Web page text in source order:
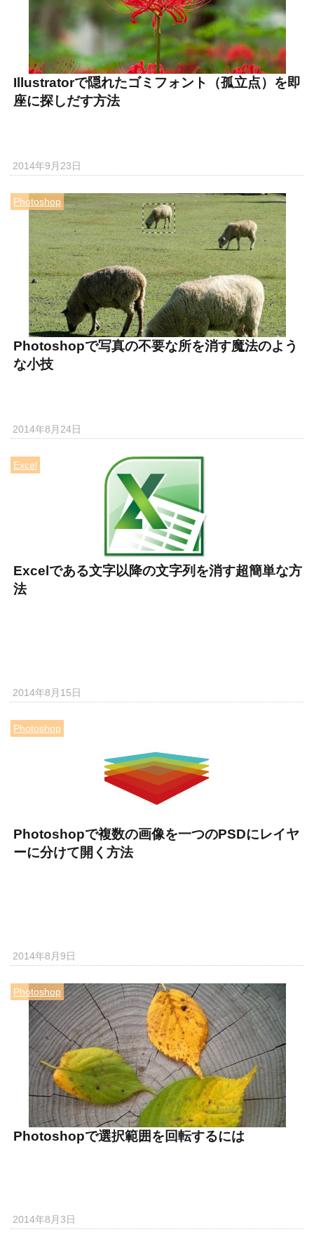
Illustratorで隠れたゴミフォント（孤立点）を即
座に探しだす方法
2014年9月23日
Photoshop
Photoshopで写真の不要な所を消す魔法のよう
な小技
2014年8月24日
Excel
Excelである文字以降の文字列を消す超簡単な方
法
2014年8月15日
Photoshop
Photoshopで複数の画像を一つのPSDにレイヤ
ーに分けて開く方法
2014年8月9日
Photoshop
Photoshopで選択範囲を回転するには
2014年8月3日